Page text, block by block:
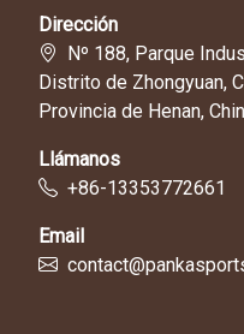
Dirección
Nº 188, Parque
Distrito de Zhongyuan,
Provincia de Henan,
Llámanos
+86-13353772661
Email